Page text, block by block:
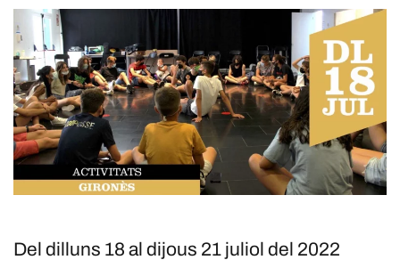
Del dilluns 18 al dijous 21 juliol del 2022